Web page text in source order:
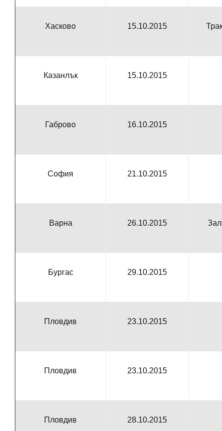
Хасково 15.10.2015
Казанлък 15.10.2015
Габрово 16.10.2015
София 21.10.2015
Варна 26.10.2015
Бургас 29.10.2015
Пловдив 23.10.2015
Пловдив 23.10.2015
Пловдив 28.10.2015